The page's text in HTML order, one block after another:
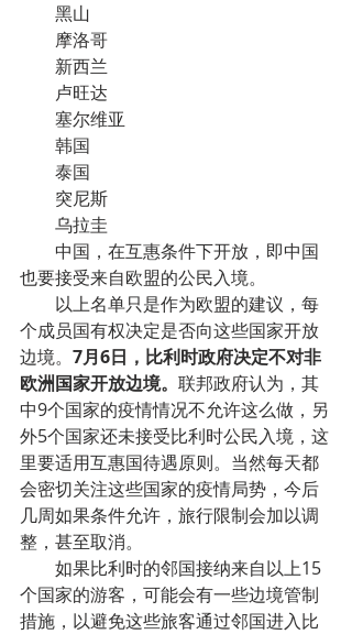
        黑山
        摩洛哥
        新西兰
        卢旺达
        塞尔维亚
        韩国
        泰国
        突尼斯
        乌拉圭
也要接受来自欧盟的公民入境。
个成员国有权决定是否向这些国家开放
边境。 7月6日，比利时政府决定不对非
欧洲国家开放边境。 联邦政府认为，其
中9个国家的疫情情况不允许这么做，另
外5个国家还未接受比利时公民入境，这
里要适用互惠国待遇原则。当然每天都
会密切关注这些国家的疫情局势，今后
几周如果条件允许，旅行限制会加以调
整，甚至取消。
个国家的游客，可能会有一些边境管制
措施，以避免这些旅客通过邻国进入比